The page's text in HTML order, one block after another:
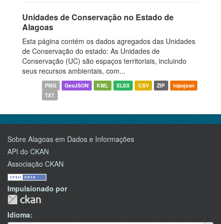
Unidades de Conservação no Estado de
Alagoas
Esta página contém os dados agregados das Unidades
de Conservação do estado: As Unidades de
Conservação (UC) são espaços territoriais, incluindo
seus recursos ambientais, com...
PNG GeoJSON KML XLSX CSV ZIP
topojson
TXT
Sobre Alagoas em Dados e Informações
API do CKAN
Associação CKAN
Impulsionado por
Idioma